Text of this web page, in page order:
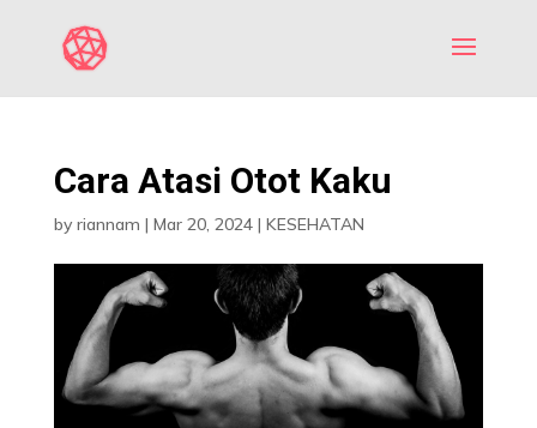
Cara Atasi Otot Kaku
by riannam | Mar 20, 2024| KESEHATAN